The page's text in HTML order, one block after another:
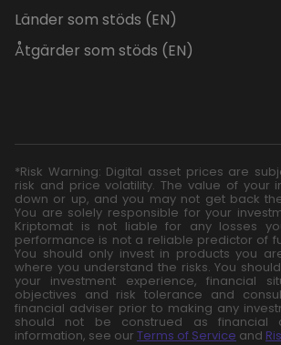
Länder som stöds (EN)
Åtgärder som stöds (EN)
*Risk Warning: Digital asset prices are
risk and price volatility. The value of your
down or up, and you may not get back
You are solely responsible for your
Kriptomat is not liable for any losses
performance is not a reliable predictor of
You should only invest in products you
where you understand the risks. You
your investment experience, financial
objectives and risk tolerance and
financial adviser prior to making any
should not be construed as financial
information, see our Terms of Service and